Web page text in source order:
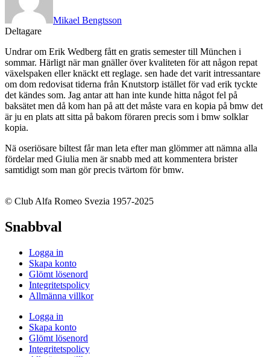
Mikael Bengtsson
Deltagare
Undrar om Erik Wedberg fått en gratis semester till München i
sommar. Härligt när man gnäller över kvaliteten för att någon repat
växelspaken eller knäckt ett reglage. sen hade det varit intressantare
om dom redovisat tiderna från Knutstorp istället för vad erik tyckte
det kändes som. Jag antar att han inte kunde hitta något fel på
baksätet men då kom han på att det måste vara en kopia på bmw det
är ju en plats att sitta på bakom föraren precis som i bmw solklar
kopia.
Nä oseriösare biltest får man leta efter man glömmer att nämna alla
fördelar med Giulia men är snabb med att kommentera brister
samtidigt som man gör precis tvärtom för bmw.
© Club Alfa Romeo Svezia 1957-2025
Snabbval
Logga in
Skapa konto
Glömt lösenord
Integritetspolicy
Allmänna villkor
Logga in
Skapa konto
Glömt lösenord
Integritetspolicy